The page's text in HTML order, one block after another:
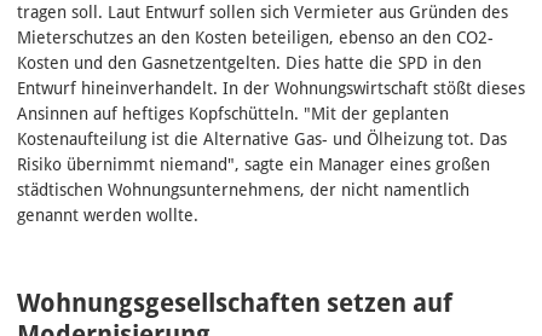
tragen soll. Laut Entwurf sollen sich Vermieter aus Gründen des
Mieterschutzes an den Kosten beteiligen, ebenso an den CO2-
Kosten und den Gasnetzentgelten. Dies hatte die SPD in den
Entwurf hineinverhandelt. In der Wohnungswirtschaft stößt dieses
Ansinnen auf heftiges Kopfschütteln. "Mit der geplanten
Kostenaufteilung ist die Alternative Gas- und Ölheizung tot. Das
Risiko übernimmt niemand", sagte ein Manager eines großen
städtischen Wohnungsunternehmens, der nicht namentlich
genannt werden wollte.
Wohnungsgesellschaften setzen auf